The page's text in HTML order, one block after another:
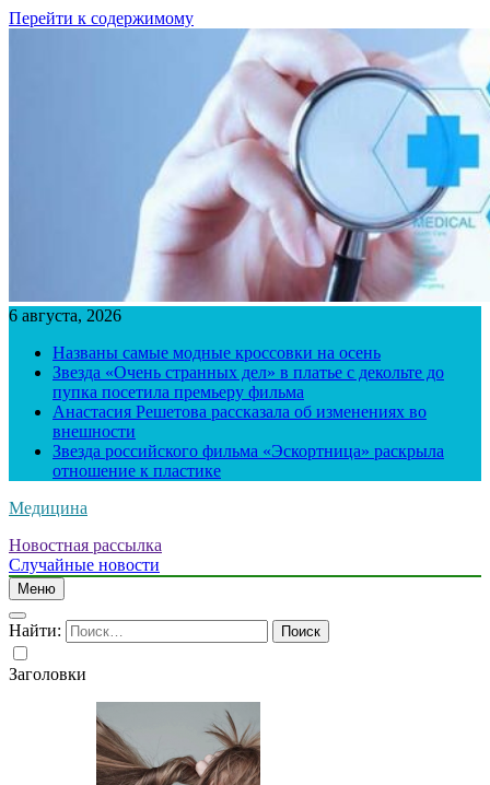
Перейти к содержимому
6 августа, 2026
Названы самые модные кроссовки на осень
Звезда «Очень странных дел» в платье с декольте до
пупка посетила премьеру фильма
Анастасия Решетова рассказала об изменениях во
внешности
Звезда российского фильма «Эскортница» раскрыла
отношение к пластике
Медицина
Новостная рассылка
Случайные новости
Меню
Найти:
Заголовки